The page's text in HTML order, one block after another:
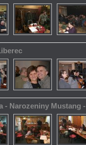
- Narozeniny Mustang